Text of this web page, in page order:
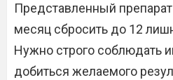
Представленный
месяц сбросить до 12
Нужно строго соблюдать
добиться желаемого